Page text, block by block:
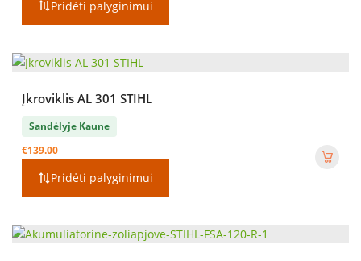
Pridėti palyginimui
Įkroviklis AL 301 STIHL
Sandėlyje Kaune
€139.00
Pridėti palyginimui